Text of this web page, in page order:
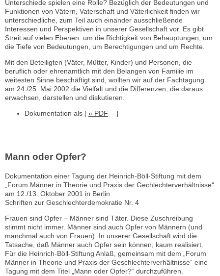
Unterschiede spielen eine Rolle? Bezüglich der Bedeutungen und
Funktionen von Vätern, Vaterschaft und Väterlichkeit finden wir
unterschiedliche, zum Teil auch einander ausschließende
Interessen und Perspektiven in unserer Gesellschaft vor. Es gibt
Streit auf vielen Ebenen: um die Richtigkeit von Behauptungen, um
die Tiefe von Bedeutungen, um Berechtigungen und um Rechte.
Mit den Beteiligten (Väter, Mütter, Kinder) und Personen, die
beruflich oder ehrenamtlich mit den Belangen von Familie im
weitesten Sinne beschäftigt sind, wollten wir auf der Fachtagung
am 24./25. Mai 2002 die Vielfalt und die Differenzen, die daraus
erwachsen, darstellen und diskutieren.
Dokumentation als [ » PDF ]
Mann oder Opfer?
Dokumentation einer Tagung der Heinrich-Böll-Stiftung mit dem
„Forum Männer in Theorie und Praxis der Gechlechterverhältnisse“
am 12./13. Oktober 2001 in Berlin
Schriften zur Geschlechterdemokratie Nr. 4
Frauen sind Opfer – Männer sind Täter. Diese Zuschreibung
stimmt nicht immer. Männer sind auch Opfer von Männern (und
manchmal auch von Frauen). In unserer Gesellschaft wird die
Tatsache, daß Männer auch Opfer sein können, kaum realisiert.
Für die Heinrich-Böll-Stiftung Anlaß, gemeinsam mit dem „Forum
Männer in Theorie und Praxis der Geschlechterverhältnisse“ eine
Tagung mit dem Titel „Mann oder Opfer?“ durchzuführen.